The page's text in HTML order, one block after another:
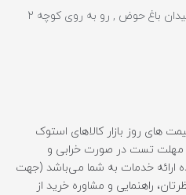
فارس - شیراز - بلوار زرهی , میدان باغ حوض , رو به روی کوچه 2
های روز بازار کالاهای استوک
هستیم. همراه با 7 روز مهلت تست در صورت خرابی و
خدمات به شما می‌باشد (جهت
راهنمایی و مشاوره خرید از